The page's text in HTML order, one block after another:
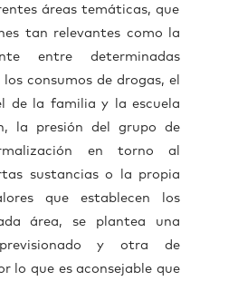
áreas temáticas, que
tan relevantes como la
entre determinadas
consumos de drogas, el
de la familia y la escuela
la presión del grupo de
en torno al
sustancias o la propia
que establecen los
área, se plantea una
y otra de
lo que es aconsejable que